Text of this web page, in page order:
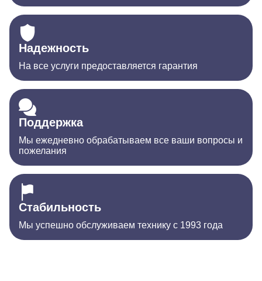
Надежность
На все услуги предоставляется гарантия
Поддержка
Мы ежедневно обрабатываем все ваши вопросы и
пожелания
Стабильность
Мы успешно обслуживаем технику с 1993 года